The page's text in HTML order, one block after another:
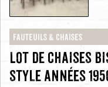
Fauteuils & Chaises
Lot de chaises
style années